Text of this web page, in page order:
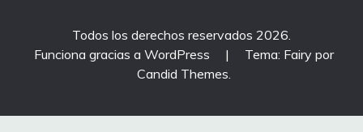
Todos los derechos reservados 2026.
Funciona gracias a WordPress
|
Tema: Fairy por
Candid Themes